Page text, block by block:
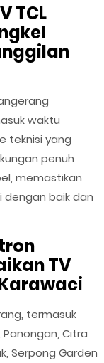
TCL
waktu
teknisi yang
penuh
memastikan
dengan baik dan
TV
termasuk
Panongan, Citra
Serpong Garden